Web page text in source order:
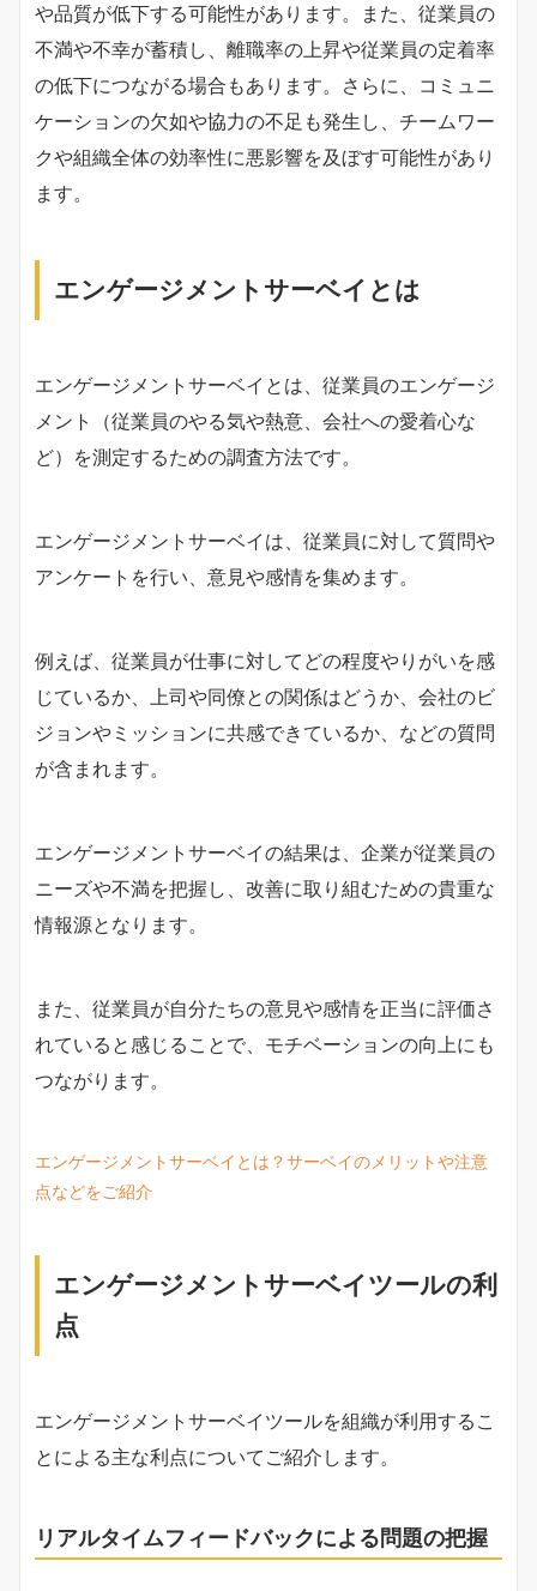
や品質が低下する可能性があります。また、従業員の
不満や不幸が蓄積し、離職率の上昇や従業員の定着率
の低下につながる場合もあります。さらに、コミュニ
ケーションの欠如や協力の不足も発生し、チームワー
クや組織全体の効率性に悪影響を及ぼす可能性があり
ます。
エンゲージメントサーベイとは
エンゲージメントサーベイとは、従業員のエンゲージ
メント（従業員のやる気や熱意、会社への愛着心な
ど）を測定するための調査方法です。
エンゲージメントサーベイは、従業員に対して質問や
アンケートを行い、意見や感情を集めます。
例えば、従業員が仕事に対してどの程度やりがいを感
じているか、上司や同僚との関係はどうか、会社のビ
ジョンやミッションに共感できているか、などの質問
が含まれます。
エンゲージメントサーベイの結果は、企業が従業員の
ニーズや不満を把握し、改善に取り組むための貴重な
情報源となります。
また、従業員が自分たちの意見や感情を正当に評価さ
れていると感じることで、モチベーションの向上にも
つながります。
エンゲージメントサーベイとは？サーベイのメリットや注意
点などをご紹介
エンゲージメントサーベイツールの利
点
エンゲージメントサーベイツールを組織が利用するこ
とによる主な利点についてご紹介します。
リアルタイムフィードバックによる問題の把握